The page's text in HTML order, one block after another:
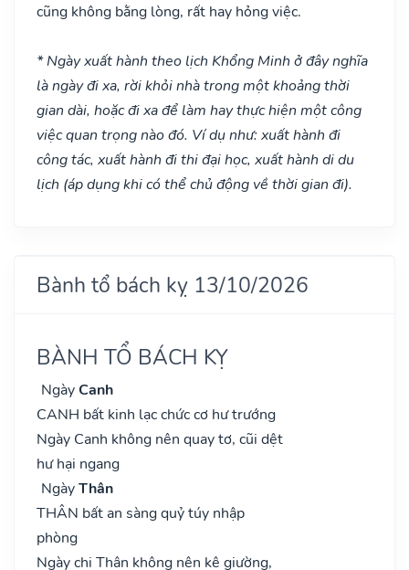
cũng không bằng lòng, rất hay hỏng việc.
* Ngày xuất hành theo lịch Khổng Minh ở đây nghĩa
là ngày đi xa, rời khỏi nhà trong một khoảng thời
gian dài, hoặc đi xa để làm hay thực hiện một công
việc quan trọng nào đó. Ví dụ như: xuất hành đi
công tác, xuất hành đi thi đại học, xuất hành di du
lịch (áp dụng khi có thể chủ động về thời gian đi).
Bành tổ bách kỵ 13/10/2026
BÀNH TỔ BÁCH KỴ
NgàyCanh
CANH bất kinh lạc chức cơ hư trướng
Ngày Canh không nên quay tơ, cũi dệt
hư hại ngang
NgàyThân
THÂN bất an sàng quỷ túy nhập
phòng
Ngày chi Thân không nên kê giường,